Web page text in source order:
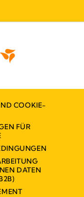
COOKIE-
FÜR
DATEN